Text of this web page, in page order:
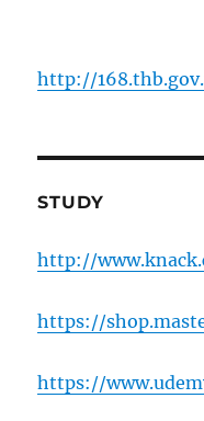
http://
STUDY
http://
https://
https://